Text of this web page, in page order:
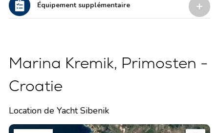
Équipement supplémentaire
Marina Kremik, Primosten -
Croatie
Location de Yacht Sibenik